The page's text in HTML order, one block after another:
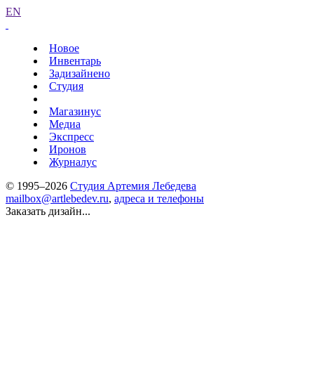
EN
Новое
Инвентарь
Задизайнено
Студия
Магазинус
Медиа
Экспресс
Иронов
Журналус
© 1995–2026 Студия Артемия Лебедева
mailbox@artlebedev.ru, адреса и телефоны
Заказать дизайн...